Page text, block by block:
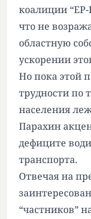
коалиции
что не
областную
ускорении
Но пока этой
трудности по
населения
Парахин
дефиците
транспорта.
Отвечая на
“частников”